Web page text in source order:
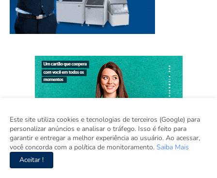
Este site utiliza cookies e tecnologias de terceiros (Google) para
personalizar anúncios e analisar o tráfego. Isso é feito para
garantir e entregar a melhor experiência ao usuário. Ao acessar,
você concorda com a política de monitoramento. Saiba Mais
Aceitar !